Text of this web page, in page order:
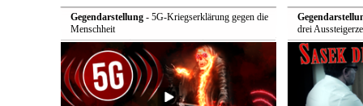
Gegendarstellung- 5G-Kriegserklärung gegen die
Menschheit
drei